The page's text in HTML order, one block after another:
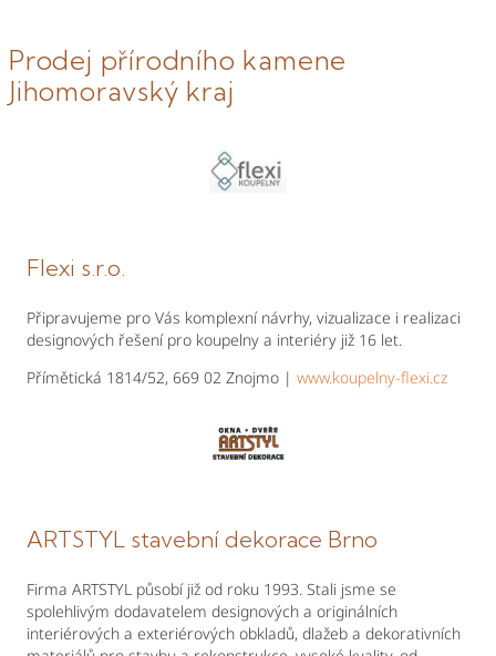
Prodej přírodního kamene
Jihomoravský kraj
Flexi s.r.o.
Připravujeme pro Vás komplexní návrhy, vizualizace i realizaci
designových řešení pro koupelny a interiéry již 16 let.
Přímětická 1814/52, 669 02 Znojmo | www.koupelny-flexi.cz
ARTSTYL stavební dekorace Brno
Firma ARTSTYL působí již od roku 1993. Stali jsme se
spolehlivým dodavatelem designových a originálních
interiérových a exteriérových obkladů, dlažeb a dekorativních